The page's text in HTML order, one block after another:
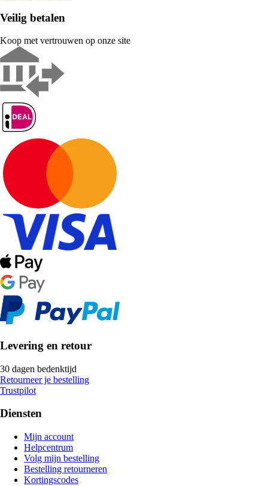
Veilig betalen
Koop met vertrouwen op onze site
Levering en retour
30 dagen bedenktijd
Retourneer je bestelling
Trustpilot
Diensten
Mijn account
Helpcentrum
Volg mijn bestelling
Bestelling retourneren
Kortingscodes